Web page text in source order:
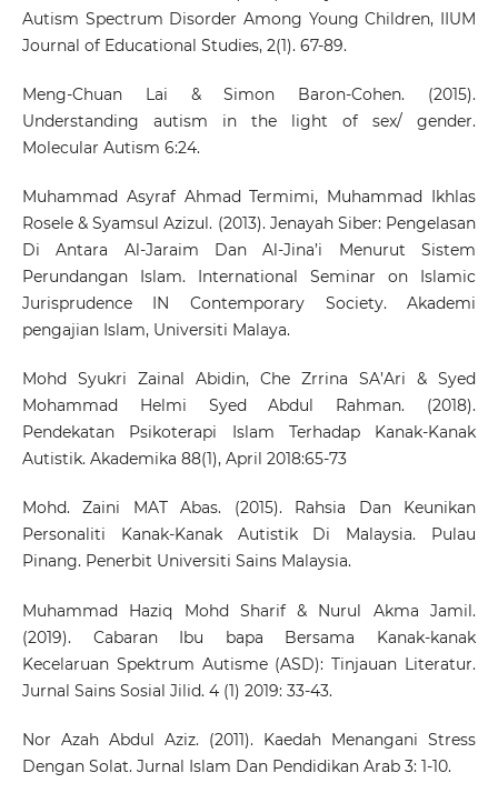
Autism Spectrum Disorder Among Young Children, IIUM
Journal of Educational Studies, 2(1). 67-89.
Meng-Chuan Lai & Simon Baron-Cohen. (2015).
Understanding autism in the light of sex/ gender.
Molecular Autism 6:24.
Muhammad Asyraf Ahmad Termimi, Muhammad Ikhlas
Rosele & Syamsul Azizul. (2013). Jenayah Siber: Pengelasan
Di Antara Al-Jaraim Dan Al-Jina’i Menurut Sistem
Perundangan Islam. International Seminar on Islamic
Jurisprudence IN Contemporary Society. Akademi
pengajian Islam, Universiti Malaya.
Mohd Syukri Zainal Abidin, Che Zrrina SA’Ari & Syed
Mohammad Helmi Syed Abdul Rahman. (2018).
Pendekatan Psikoterapi Islam Terhadap Kanak-Kanak
Autistik. Akademika 88(1), April 2018:65-73
Mohd. Zaini MAT Abas. (2015). Rahsia Dan Keunikan
Personaliti Kanak-Kanak Autistik Di Malaysia. Pulau
Pinang. Penerbit Universiti Sains Malaysia.
Muhammad Haziq Mohd Sharif & Nurul Akma Jamil.
(2019). Cabaran Ibu bapa Bersama Kanak-kanak
Kecelaruan Spektrum Autisme (ASD): Tinjauan Literatur.
Jurnal Sains Sosial Jilid. 4 (1) 2019: 33-43.
Nor Azah Abdul Aziz. (2011). Kaedah Menangani Stress
Dengan Solat. Jurnal Islam Dan Pendidikan Arab 3: 1-10.